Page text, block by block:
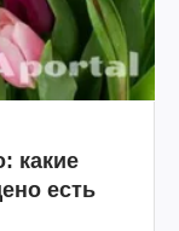
какие
есть